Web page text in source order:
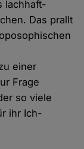
lachhaft-
Das prallt
einer
Frage
so viele
ihr Ich-